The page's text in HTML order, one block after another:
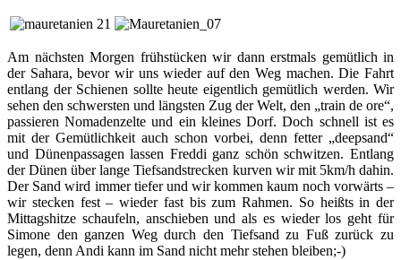
Am nächsten Morgen frühstücken wir dann erstmals gemütlich in
der Sahara, bevor wir uns wieder auf den Weg machen. Die Fahrt
entlang der Schienen sollte heute eigentlich gemütlich werden. Wir
sehen den schwersten und längsten Zug der Welt, den „train de ore“,
passieren Nomadenzelte und ein kleines Dorf. Doch schnell ist es
mit der Gemütlichkeit auch schon vorbei, denn fetter „deepsand“
und Dünenpassagen lassen Freddi ganz schön schwitzen. Entlang
der Dünen über lange Tiefsandstrecken kurven wir mit 5km/h dahin.
Der Sand wird immer tiefer und wir kommen kaum noch vorwärts –
wir stecken fest – wieder fast bis zum Rahmen. So heißts in der
Mittagshitze schaufeln, anschieben und als es wieder los geht für
Simone den ganzen Weg durch den Tiefsand zu Fuß zurück zu
legen, denn Andi kann im Sand nicht mehr stehen bleiben;-)